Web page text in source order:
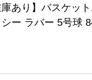
庫あり】バスケッ
ー ラバー 5号球